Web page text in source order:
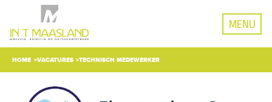
MENU
HOME VACATURES TECHNISCH MEDEWERKER